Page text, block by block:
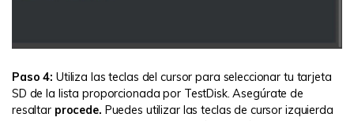
Paso 4: Utiliza las teclas del cursor para seleccionar tu tarjeta
SD de la lista proporcionada por TestDisk. Asegúrate de
resaltar procede. Puedes utilizar las teclas de cursor izquierda